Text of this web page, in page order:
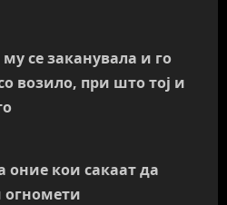
се заканувала и го
возило, при што тој и
оние кои сакаат да
огномети